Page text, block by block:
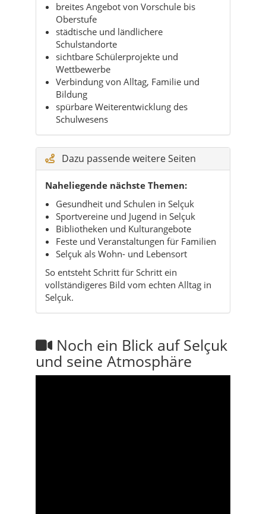
breites Angebot von Vorschule bis
Oberstufe
städtische und ländlichere
Schulstandorte
sichtbare Schülerprojekte und
Wettbewerbe
Verbindung von Alltag, Familie und
Bildung
spürbare Weiterentwicklung des
Schulwesens
Dazu passende weitere Seiten
Naheliegende nächste Themen:
Gesundheit und Schulen in Selçuk
Sportvereine und Jugend in Selçuk
Bibliotheken und Kulturangebote
Feste und Veranstaltungen für Familien
Selçuk als Wohn- und Lebensort
So entsteht Schritt für Schritt ein
vollständigeres Bild vom echten Alltag in
Selçuk.
Noch ein Blick auf Selçuk
und seine Atmosphäre